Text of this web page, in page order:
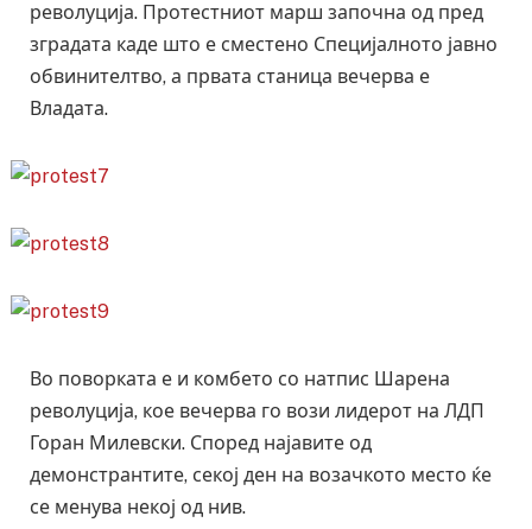
револуција. Протестниот марш започна од пред
зградата каде што е сместено Специјалното јавно
обвинителтво, а првата станица вечерва е
Владата.
Во поворката е и комбето со натпис Шарена
револуција, кое вечерва го вози лидерот на ЛДП
Горан Милевски. Според најавите од
демонстрантите, секој ден на возачкото место ќе
се менува некој од нив.